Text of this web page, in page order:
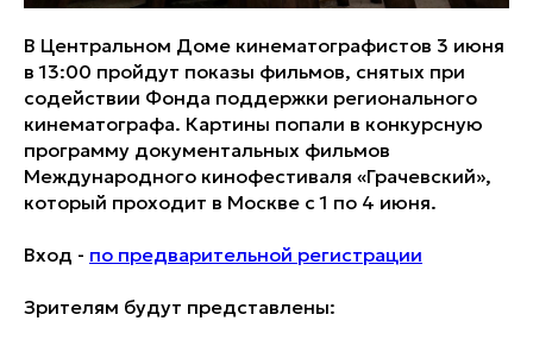
В Центральном Доме кинематографистов 3 июня
в 13:00 пройдут показы фильмов, снятых при
содействии Фонда поддержки регионального
кинематографа. Картины попали в конкурсную
программу документальных фильмов
Международного кинофестиваля «Грачевский»,
который проходит в Москве с 1 по 4 июня.
Вход - по предварительной регистрации
Зрителям будут представлены: